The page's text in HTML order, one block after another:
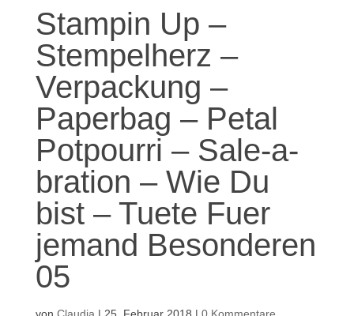
Stampin Up –
Stempelherz –
Verpackung –
Paperbag – Petal
Potpourri – Sale-a-
bration – Wie Du
bist – Tuete Fuer
jemand Besonderen
05